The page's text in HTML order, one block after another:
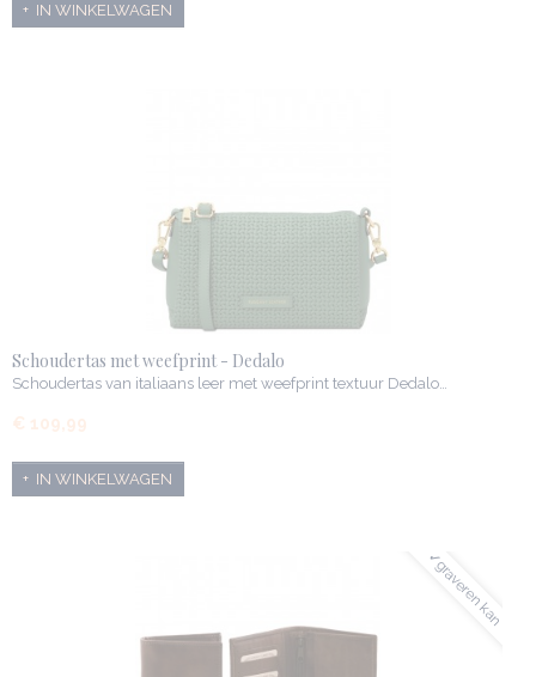
IN WINKELWAGEN
Schoudertas met weefprint - Dedalo
Schoudertas van italiaans leer met weefprint textuur Dedalo…
€ 109,99
IN WINKELWAGEN
✓graveren kan